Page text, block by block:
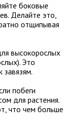
боковые
Делайте это,
отщипывая
высокорослых
Это
завязям.
побеги
для растения.
что чем больше